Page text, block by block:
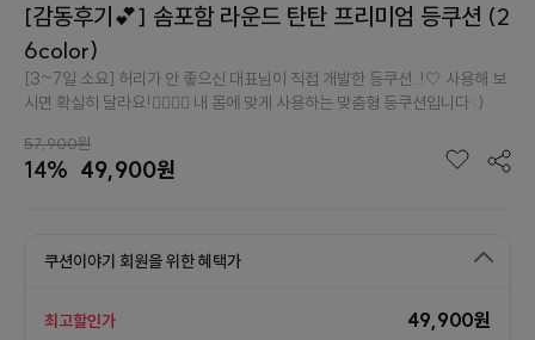
[감동후기💕] 솜포함 라운드 탄탄 프리미엄 등쿠션 (2
6color)
[3~7일 소요] 허리가 안 좋으신 대표님이 직접 개발한 등쿠션..!🤍 사용해 보
시면 확실히 달라요!👉🏻👈🏻 내 몸에 맞게 사용하는 맞춤형 등쿠션입니다 :)
57,900원
14% 49,900원
쿠션이야기 회원을 위한 혜택가
최고할인가 49,900원